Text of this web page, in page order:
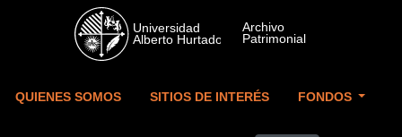
Skip to main content
QUIENES SOMOS SITIOS DE INTERÉS FONDOS